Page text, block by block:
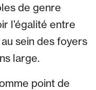
de genre
l’égalité entre
sein des foyers
large.
point de